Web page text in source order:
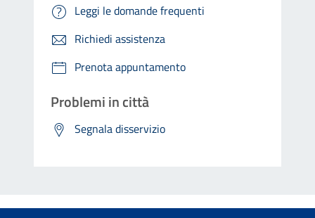
Leggi le domande frequenti
Richiedi assistenza
Prenota appuntamento
Problemi in città
Segnala disservizio